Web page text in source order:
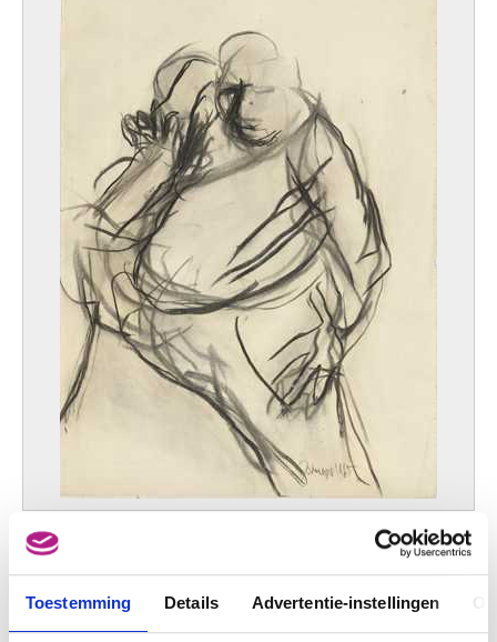
Toestemming Details Advertentie-instellingen
Hand op de dij
Eugène Dodeigne